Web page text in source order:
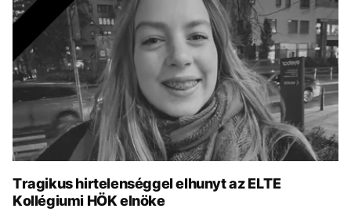
KÖZÉLET UTAZÁS
ÉLETMÓD DESIGN
BESZÉLGETÉSEK ARCOK
VIDEÓ TÖRTÉNETEK
GASZTRO
Tragikus hirtelenséggel elhunyt az ELTE
Kollégiumi HÖK elnöke